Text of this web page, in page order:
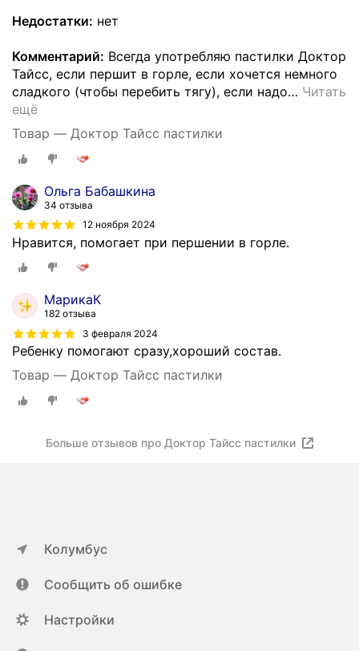
Недостатки: нет
Комментарий: Всегда употребляю пастилки Доктор
Тайсс, если першит в горле, если хочется немного
сладкого (чтобы перебить тягу), если надо… Читать
ещё
Товар — Доктор Тайсс пастилки
Ольга Бабашкина
34 отзыва
12 ноября 2024
Нравится, помогает при першении в горле.
МарикаК
182 отзыва
3 февраля 2024
Ребенку помогают сразу,хороший состав.
Товар — Доктор Тайсс пастилки
Больше отзывов про Доктор Тайсс пастилки
Колумбус
Сообщить об ошибке
Настройки